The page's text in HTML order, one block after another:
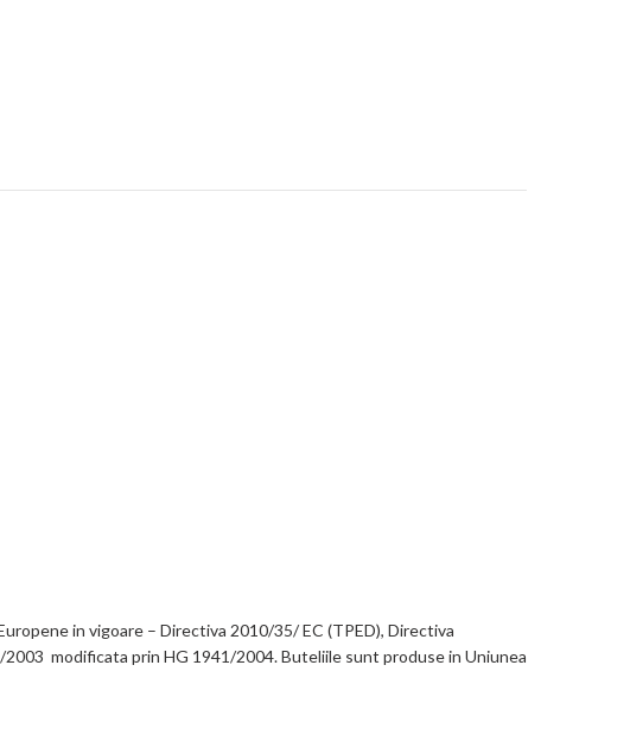
in vigoare – Directiva 2010/35/ EC (TPED), Directiva
modificata prin HG 1941/2004. Buteliile sunt produse in Uniunea